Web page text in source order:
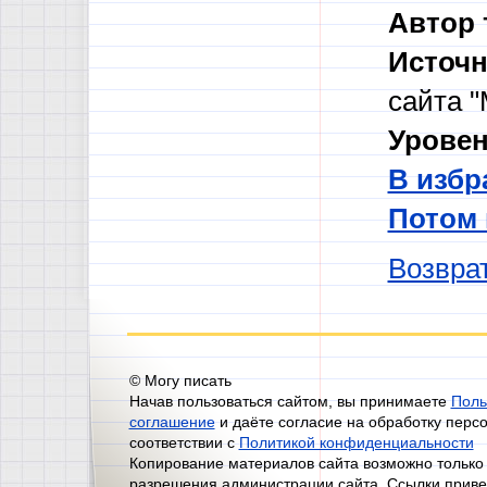
Автор
сайта
В
Потом
© Могу писать
Начав пользоваться сайтом, вы принимаете
соглашениеи даёте согласие на обработку
соответствии сПолитикой конфиденциальности
Копирование материалов сайта возможно